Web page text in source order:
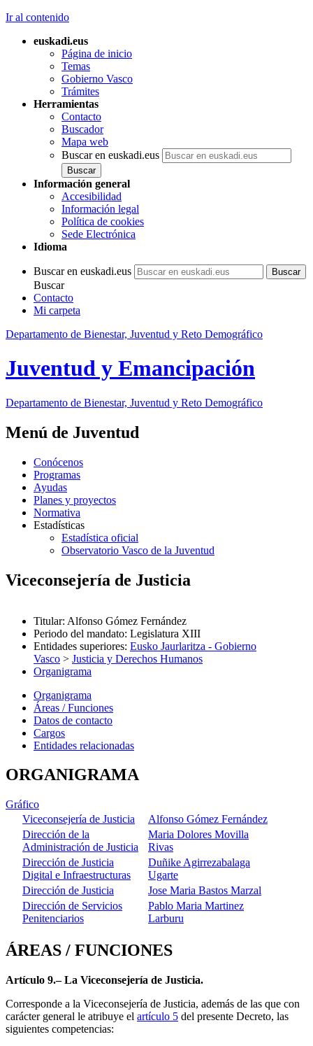
Ir al contenido
euskadi.eus
Página de inicio
Temas
Gobierno Vasco
Trámites
Herramientas
Contacto
Buscador
Mapa web
Buscar en euskadi.eus
Información general
Accesibilidad
Información legal
Política de cookies
Sede Electrónica
Idioma
Buscar en euskadi.eus
Buscar
Contacto
Mi carpeta
Departamento de Bienestar, Juventud y Reto Demográfico
Juventud y Emancipación
Departamento de Bienestar, Juventud y Reto Demográfico
Menú de Juventud
Conócenos
Programas
Ayudas
Planes y proyectos
Normativa
Estadísticas
Estadística oficial
Observatorio Vasco de la Juventud
Viceconsejería de Justicia
Titular: Alfonso Gómez Fernández
Periodo del mandato: Legislatura XIII
Entidades superiores: Eusko Jaurlaritza - Gobierno
Vasco > Justicia y Derechos Humanos
Organigrama
Organigrama
Áreas / Funciones
Datos de contacto
Cargos
Entidades relacionadas
ORGANIGRAMA
Gráfico
Viceconsejería de Justicia
Alfonso Gómez Fernández
Dirección de la
Administración de Justicia
Maria Dolores Movilla
Rivas
Dirección de Justicia
Digital e Infraestructuras
Duñike Agirrezabalaga
Ugarte
Dirección de Justicia
Jose Maria Bastos Marzal
Dirección de Servicios
Penitenciarios
Pablo Maria Martinez
Larburu
ÁREAS / FUNCIONES
Artículo 9.– La Viceconsejería de Justicia.
Corresponde a la Viceconsejería de Justicia, además de las que con
carácter general le atribuye el artículo 5 del presente Decreto, las
siguientes competencias: